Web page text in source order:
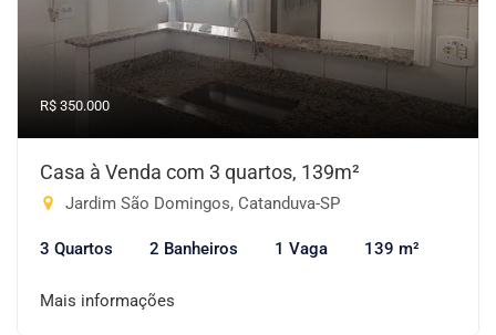
R$ 350.000
Casa à Venda com 3 quartos, 139m²
Jardim São Domingos, Catanduva-SP
3 Quartos 2 Banheiros 1 Vaga 139 m²
Mais informações